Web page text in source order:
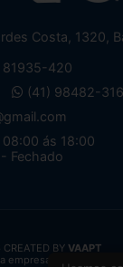
Costa, 1320,
81935-420
(41) 98482-
08:00 ás 18:00
Fechado
BY VAAPT
empresa inscrita no